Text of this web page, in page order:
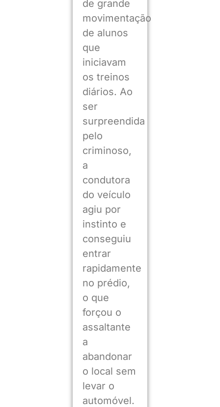
de grande
movimentação
de alunos
que
iniciavam
os treinos
diários. Ao
ser
surpreendida
pelo
criminoso,
a
condutora
do veículo
agiu por
instinto e
conseguiu
entrar
rapidamente
no prédio,
o que
forçou o
assaltante
a
abandonar
o local sem
levar o
automóvel.